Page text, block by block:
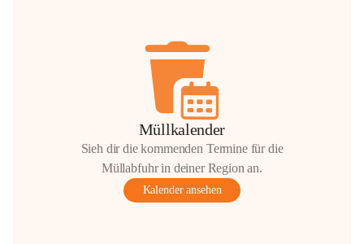
Müllkalender
Sieh dir die kommenden Termine für die
Müllabfuhr in deiner Region an.
Kalender ansehen